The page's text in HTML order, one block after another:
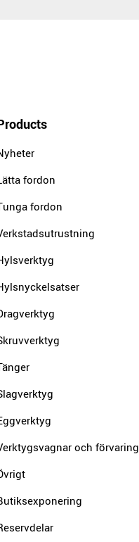
fordon
fordon
och förvaring